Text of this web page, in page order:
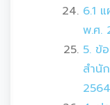
6.1
พ.ศ.
5. ข้
สำนั
2564